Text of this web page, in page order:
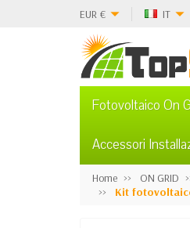
EUR € IT
Fotovoltaico On
Accessori
Home ON GRID
Kit